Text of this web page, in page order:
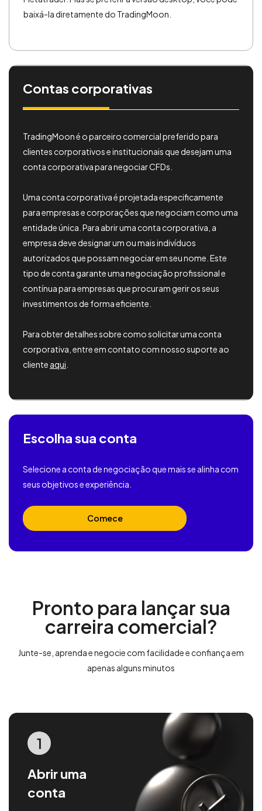
baixá-la diretamente do TradingMoon.
Contas corporativas
TradingMoon é o parceiro comercial preferido para
clientes corporativos e institucionais que desejam uma
conta corporativa para negociar CFDs.
Uma conta corporativa é projetada especificamente
para empresas e corporações que negociam como uma
entidade única. Para abrir uma conta corporativa, a
empresa deve designar um ou mais indivíduos
autorizados que possam negociar em seu nome. Este
tipo de conta garante uma negociação profissional e
contínua para empresas que procuram gerir os seus
investimentos de forma eficiente.
Para obter detalhes sobre como solicitar uma conta
corporativa, entre em contato com nosso suporte ao
cliente aqui
Escolha sua conta
Selecione a conta de negociação que mais se alinha com
seus objetivos e experiência.
Comece
Pronto para lançar sua
carreira comercial?
Junte-se, aprenda e negocie com facilidade e confiança em
apenas alguns minutos
1
Abrir uma
conta